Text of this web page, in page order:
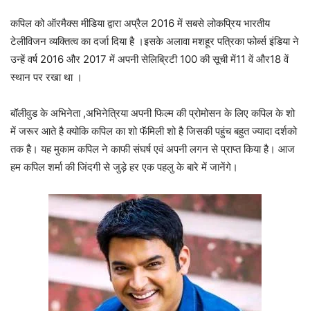
कपिल को ऑरमैक्स मीडिया द्वारा अप्रैल 2016 में सबसे लोकप्रिय भारतीय
टेलीविजन व्यक्तित्व का दर्जा दिया है ।इसके अलावा मशहूर पत्रिका फोर्ब्स इंडिया ने
उन्हें वर्ष 2016 और 2017 में अपनी सेलिब्रिटी 100 की सूची में11 वें और18 वें
स्थान पर रखा था ।
बॉलीवुड के अभिनेता ,अभिनेत्रिया अपनी फिल्म की प्रोमोसन के लिए कपिल के शो
में जरूर आते है क्योकि कपिल का शो फॅमिली शो है जिसकी पहुंच बहुत ज्यादा दर्शको
तक है। यह मुकाम कपिल ने काफी संघर्ष एवं अपनी लगन से प्राप्त किया है। आज
हम कपिल शर्मा की जिंदगी से जुड़े हर एक पहलु के बारे में जानेंगे।